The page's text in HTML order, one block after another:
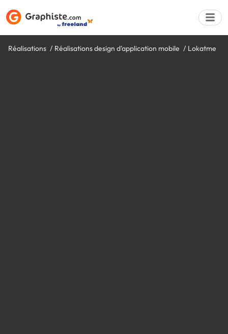
Réalisations Réalisations design d'application mobile Lokatme